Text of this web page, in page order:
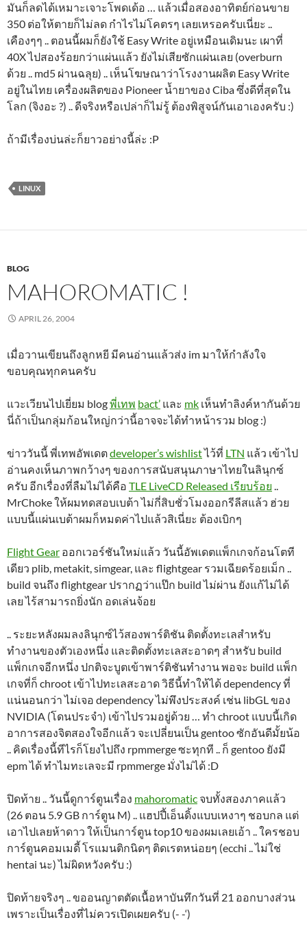
มันก็ลดได้เหมาะเจาะโพดเด้อ … แล้วเมื่อสองอาทิตย์ก่อนขาย
350 ต่อให้ตายก็ไม่ลด กำไรไม่โคตรๆ เลยเหรอครับเนี่ยะ ..
เคืองๆๆ .. ตอนนี้ผมก็ยังใช้ Easy Write อยู่เหมือนเดิมนะ เผาที่
40X ไปสองร้อยกว่าแผ่นแล้ว ยังไม่เสียซักแผ่นเลย (overburn
ด้วย .. md5 ผ่านฉลุย) .. เห็นโฆษณาว่าโรงงานผลิต Easy Write
อยู่ในไทย เครื่องผลิตของ Pioneer น้ำยาของ Ciba ซึ่งดีที่สุดใน
โลก (จิงอะ ?) .. ดีจริงหรือเปล่าก็ไม่รู้ ต้องพิสูจน์กันเอาเองครับ :)
ถ้ามีเรื่องบ่นล่ะก็ยาวอย่างนี้ล่ะ :P
LINUX
BLOG
MAHOROMATIC !
APRIL 26, 2004
เมื่อวานเขียนถึงลูกหยี มีคนอ่านแล้วส่ง im มาให้กำลังใจ
ขอบคุณทุกคนครับ
แวะเวียนไปเยี่ยม blogพี่เทพ bact’ และ mk เห็นทำลิงค์หากันด้วย
นี่ถ้าเป็นกลุ่มก้อนใหญ่กว่านี้อาจจะได้ทำหน้ารวม blog :)
ข่าววันนี้ พี่เทพอัพเดตdeveloper’s wishlistไว้ที่ LTN แล้ว เข้าไป
อ่านคงเห็นภาพกว้างๆ ของการสนับสนุนภาษาไทยในลินุกซ์
ครับ อีกเรื่องที่ลืมไม่ได้คือ TLE LiveCD Released เรียบร้อย ..
MrChoke ให้ผมทดสอบเบต้า ไม่กี่สิบชั่วโมงออกรีลีสแล้ว ฮ่วย
แบบนี้แผ่นเบต้าผมก็หมดค่าไปแล้วสิเนี่ยะ ต้องเบิกๆ
Flight Gear ออกเวอร์ชันใหม่แล้ว วันนี้อัพเดตแพ็กเกจก้อนโตที
เดียว plib, metakit, simgear, และ flightgear รวมเฉียดร้อยเม็ก ..
build จนถึง flightgear ปรากฏว่าแป๊ก build ไม่ผ่าน ยังแก้ไม่ได้
เลย ไร้สามารถยิ่งนัก อดเล่นจ้อย
.. ระยะหลังผมลงลินุกซ์ไว้สองพาร์ติชัน ติดตั้งทะเลสำหรับ
ทำงานของตัวเองหนึ่ง และติดตั้งทะเลสะอาดๆ สำหรับ build
แพ็กเกจอีกหนึ่ง ปกติจะบูตเข้าพาร์ติชันทำงาน พอจะ build แพ็ก
เกจที่ก็ chroot เข้าไปทะเลสะอาด วิธีนี้ทำให้ได้ dependency ที่
แน่นอนกว่า ไม่เจอ dependency ไม่พึงประสงค์ เช่น libGL ของ
NVIDIA (โดนประจำ) เข้าไปรวมอยู่ด้วย … ทำ chroot แบบนี้เกิด
อาการสองจิตสองใจอีกแล้ว จะเปลี่ยนเป็น gentoo ซักอันดีมั้ยน้อ
.. คิดเรื่องนี้ทีไรก็โยงไปถึง rpmmerge ซะทุกที .. ก็ gentoo ยังมี
epm ได้ ทำไมทะเลจะมี rpmmerge มั่งไม่ได้ :D
ปิดท้าย .. วันนี้ดูการ์ตูนเรื่อง mahoromatic จบทั้งสองภาคแล้ว
(26 ตอน 5.9 GB การ์ตูน M) .. แฮปปี้เอ็นดิ้งแบบเหงาๆ ชอบกล แต่
เอาไปเลยห้าดาว ให้เป็นการ์ตูน top10 ของผมเลยเอ้า .. ใครชอบ
การ์ตูนคอมเมดี้ โรแมนติกนิดๆ ติดเรตหน่อยๆ (ecchi .. ไม่ใช่
hentai นะ) ไม่ผิดหวังครับ :)
ปิดท้ายจริงๆ .. ขออนญาตตัดเนื้อหาบันทึกวันที่ 21 ออกบางส่วน
เพราะเป็นเรื่องที่ไม่ควรเปิดเผยครับ (- -‘)